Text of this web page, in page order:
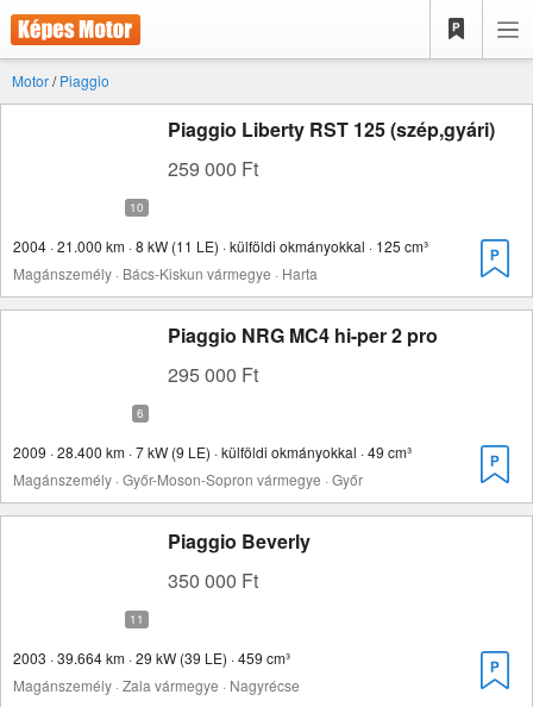
Motor/Piaggio
Piaggio Liberty RST 125 (szép,gyári)
259 000 Ft
2004 · 21.000 km · 8 kW (11 LE) · külföldi okmányokkal · 125 cm³
Magánszemély · Bács-Kiskun vármegye · Harta
Piaggio NRG MC4 hi-per 2 pro
295 000 Ft
2009 · 28.400 km · 7 kW (9 LE) · külföldi okmányokkal · 49 cm³
Magánszemély · Győr-Moson-Sopron vármegye · Győr
Piaggio Beverly
350 000 Ft
2003 · 39.664 km · 29 kW (39 LE) · 459 cm³
Magánszemély · Zala vármegye · Nagyrécse